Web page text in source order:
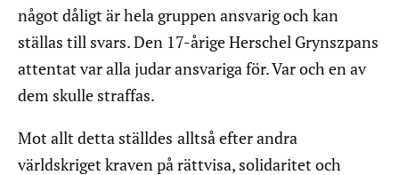
något dåligt är hela gruppen ansvarig och kan
ställas till svars. Den 17-årige Herschel Grynszpans
attentat var alla judar ansvariga för. Var och en av
dem skulle straffas.
Mot allt detta ställdes alltså efter andra
världskriget kraven på rättvisa, solidaritet och